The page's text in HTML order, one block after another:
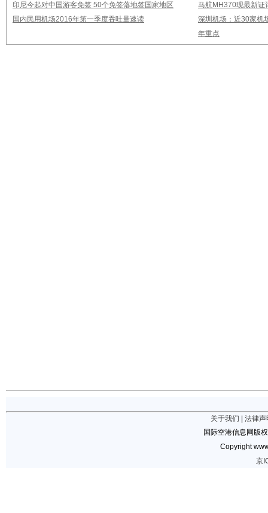
印尼今起对中国游客免签 50个免签落地签国家地区
马航MH370现最新证
国内民用机场2016年第一季度吞吐量速读
深圳机场：近30家机
年重点
关于我们
法律声
国际空港信息网版
Copyright
京